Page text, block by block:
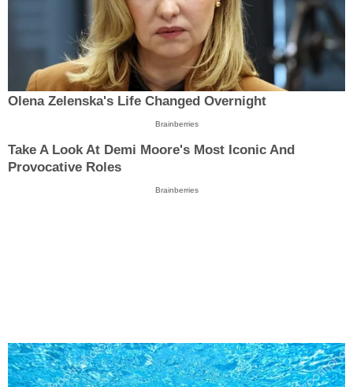
Olena Zelenska's Life Changed Overnight
Brainberries
Take A Look At Demi Moore's Most Iconic And
Provocative Roles
Brainberries